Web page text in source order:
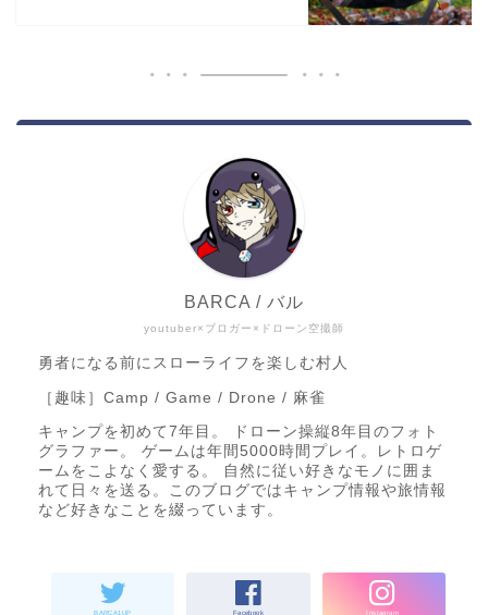
youtuber×ブロガー×ドローン空撮師
BARCA / バル
勇者になる前にスローライフを楽しむ村人
［趣味］Camp / Game / Drone / 麻雀
キャンプを初めて7年目。 ドローン操縦8年目のフォト
グラファー。 ゲームは年間5000時間プレイ。レトロゲ
ームをこよなく愛する。 自然に従い好きなモノに囲ま
れて日々を送る。このブログではキャンプ情報や旅情報
など好きなことを綴っています。